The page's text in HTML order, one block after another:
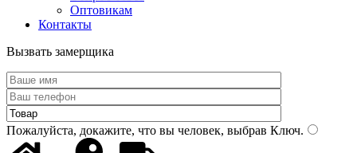
Оптовикам
Контакты
Вызвать замерщика
Пожалуйста, докажите, что вы человек, выбрав Ключ.